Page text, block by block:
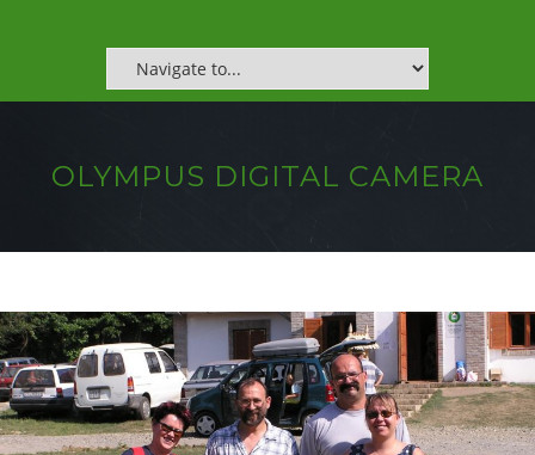
OLYMPUS DIGITAL CAMERA